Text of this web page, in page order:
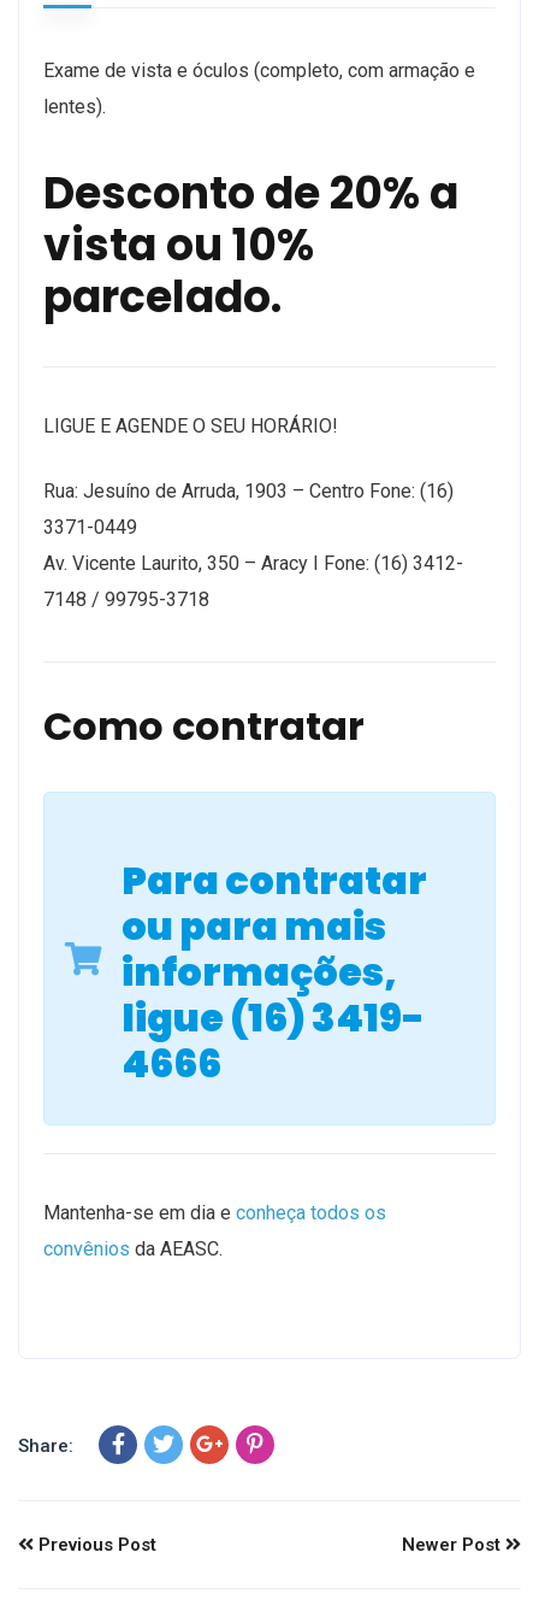
Exame de vista e óculos (completo, com armação e
lentes).
Desconto de 20% a
vista ou 10%
parcelado.
LIGUE E AGENDE O SEU HORÁRIO!
Rua: Jesuíno de Arruda, 1903 – Centro Fone: (16)
3371-0449
Av. Vicente Laurito, 350 – Aracy I Fone: (16) 3412-
7148 / 99795-3718
Como contratar
Para contratar
ou para mais
informações,
ligue (16) 3419-
4666
Mantenha-se em dia e conheça todos os
convênios da AEASC.
Share:
Previous Post Newer Post